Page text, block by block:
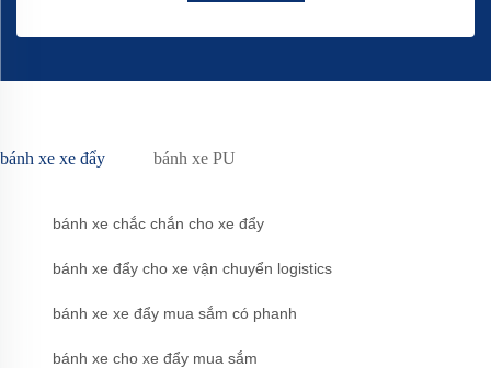
bánh xe xe đẩy bánh xe PU
bánh xe chắc chắn cho xe đẩy
bánh xe đẩy cho xe vận chuyển logistics
bánh xe xe đẩy mua sắm có phanh
bánh xe cho xe đẩy mua sắm